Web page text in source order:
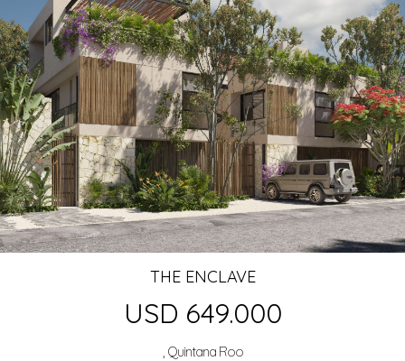
THE ENCLAVE
USD 649.000
, Quintana Roo